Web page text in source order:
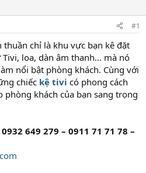
#1
thuần chỉ là khu vực bạn kê đặt
loa, dàn âm thanh… mà nó
nổi bật phòng khách. Cùng với
chiếc kệ tivi có phong cách
phòng khách của bạn sang trọng
649 279 – 0911 71 71 78 –